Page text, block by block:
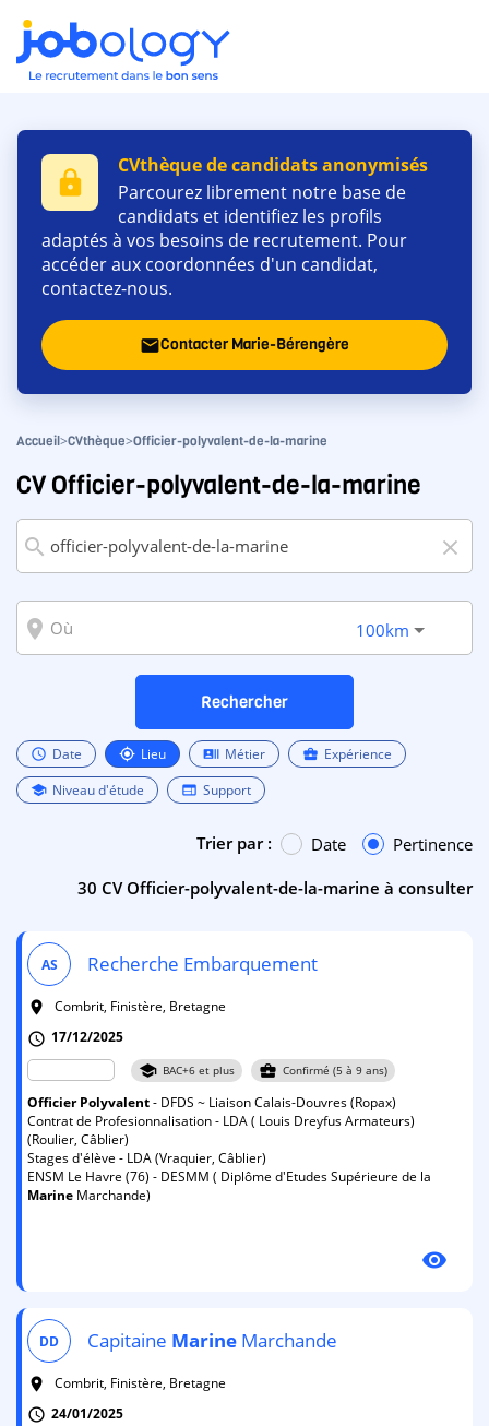
lock
CVthèque de candidats anonymisés
Parcourez librement notre base de
candidats et identifiez les profils
adaptés à vos besoins de recrutement. Pour
accéder aux coordonnées d'un candidat,
contactez-nous.
emailContacter Marie-Bérengère
Accueil>CVthèque>Officier-polyvalent-de-la-marine
CV Officier-polyvalent-de-la-marine
search close
room 100km
Rechercher
schedule Date my_location Lieu recent_actors Métier business_center Expérience
school Niveau d'étude web Support
30 CV Officier-polyvalent-de-la-marine à consulter
Trier par : Date Pertinence
AS Recherche Embarquement
room
Combrit, Finistère, Bretagne
schedule 17/12/2025
school BAC+6 et plus business_center Confirmé (5 à 9 ans)
Officier Polyvalent- DFDS ~ Liaison Calais-Douvres (Ropax)
Contrat de Profesionnalisation - LDA ( Louis Dreyfus Armateurs)
(Roulier, Câblier)
Stages d'élève - LDA (Vraquier, Câblier)
ENSM Le Havre (76) - DESMM ( Diplôme d'Etudes Supérieure de la
Marine Marchande)
visibility
DD Capitaine Marine Marchande
room
Combrit, Finistère, Bretagne
schedule 24/01/2025